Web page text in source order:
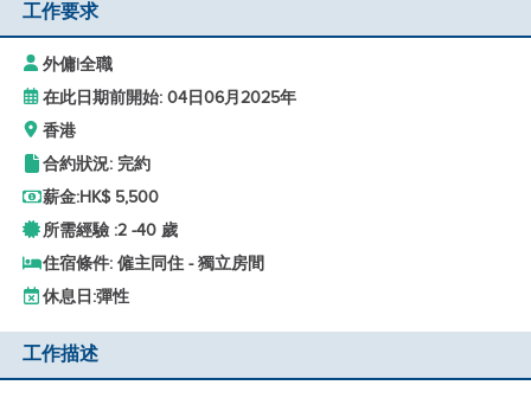
工作要求
外傭|全職
在此日期前開始: 04日06月2025年
香港
合約狀況: 完約
薪金:HK$ 5,500
所需經驗 :2 -40 歲
住宿條件: 僱主同住 - 獨立房間
休息日:彈性
工作描述